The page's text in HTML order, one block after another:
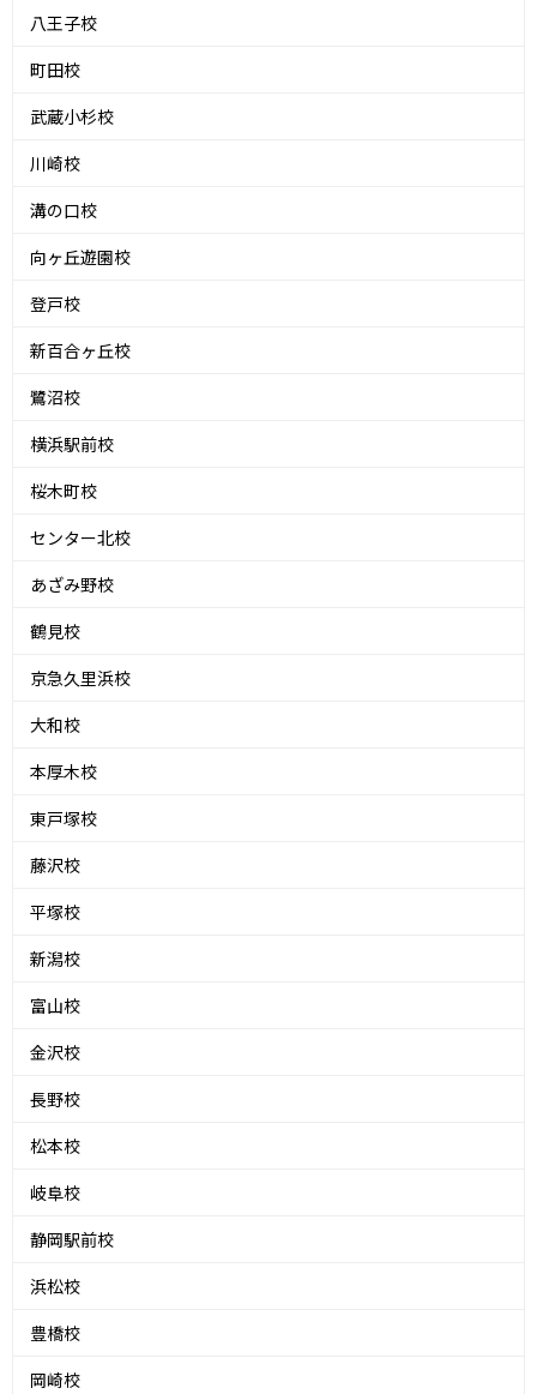
八王子校
町田校
武蔵小杉校
川崎校
溝の口校
向ヶ丘遊園校
登戸校
新百合ヶ丘校
鷺沼校
横浜駅前校
桜木町校
センター北校
あざみ野校
鶴見校
京急久里浜校
大和校
本厚木校
東戸塚校
藤沢校
平塚校
新潟校
富山校
金沢校
長野校
松本校
岐阜校
静岡駅前校
浜松校
豊橋校
岡崎校